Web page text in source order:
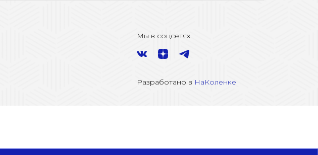
Мы в соцсетях
Разработано в НаКоленке